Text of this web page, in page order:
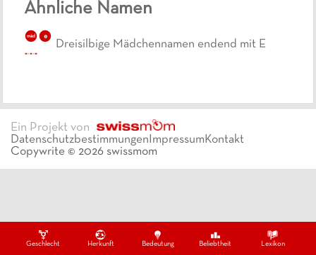
Geschlecht Herkunft Bedeutung Beliebtheit Lexikon
Ähnliche Namen
mäd e
Dreisilbige Mädchennamen endend mit E
Ein Projekt von
DatenschutzbestimmungenImpressumKontakt
Copywrite © 2026 swissmom